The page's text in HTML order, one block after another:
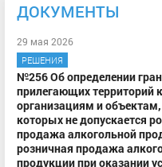
ДОКУМЕНТЫ
29 мая 2026
РЕШЕНИЯ
№256 Об определении
прилегающих территорий к
организациям и
которых не допускается
продажа алкогольной
розничная продажа
продукции при оказании